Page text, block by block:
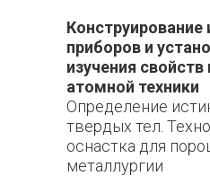
Конструирование
приборов и
изучения
атомной техники
Определение
твердых тел.
оснастка для
металлургии